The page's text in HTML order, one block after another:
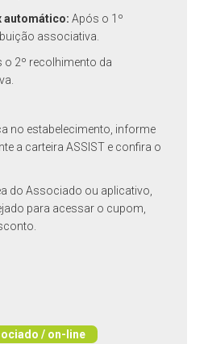
automático: Após o 1º
associativa.
o 2º recolhimento da
no estabelecimento, informe
a carteira ASSIST e confira o
do Associado ou aplicativo,
para acessar o cupom,
/ on-line